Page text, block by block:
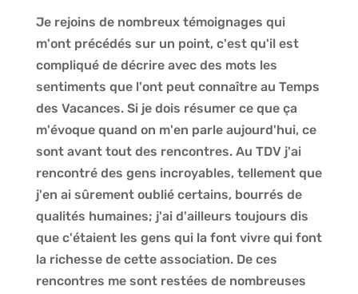
Je rejoins de nombreux témoignages qui
m'ont précédés sur un point, c'est qu'il est
compliqué de décrire avec des mots les
sentiments que l'ont peut connaître au Temps
des Vacances. Si je dois résumer ce que ça
m'évoque quand on m'en parle aujourd'hui, ce
sont avant tout des rencontres. Au TDV j'ai
rencontré des gens incroyables, tellement que
j'en ai sûrement oublié certains, bourrés de
qualités humaines; j'ai d'ailleurs toujours dis
que c'étaient les gens qui la font vivre qui font
la richesse de cette association. De ces
rencontres me sont restées de nombreuses